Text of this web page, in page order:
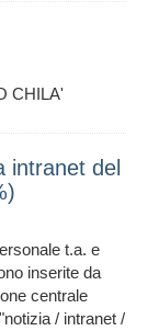
CHILA'
intranet del
t.a. e
inserite da
centrale
/ intranet /